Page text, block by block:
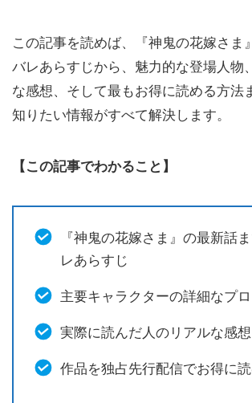
この記事を読めば、『神鬼の花嫁さま
バレあらすじから、魅力的な登場人物
な感想、そして最もお得に読める方法
知りたい情報がすべて解決します。
【この記事でわかること】
『神鬼の花嫁さま』の最新話
レあらすじ
主要キャラクターの詳細なプ
実際に読んだ人のリアルな感
作品を独占先行配信でお得に